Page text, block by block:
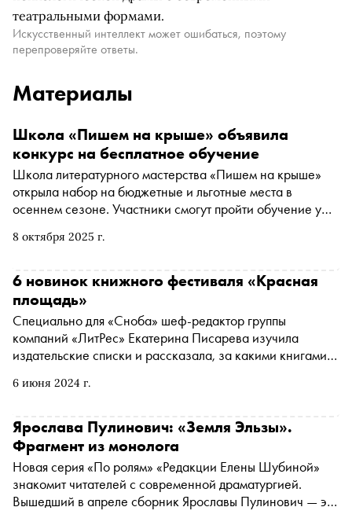
театральными формами.
Искусственный интеллект может ошибаться, поэтому
перепроверяйте ответы.
Материалы
8 октября 2025 г.
Школа «Пишем на крыше» объявила
конкурс на бесплатное обучение
Школа литературного мастерства «Пишем на крыше»
открыла набор на бюджетные и льготные места в
осеннем сезоне. Участники смогут пройти обучение у
отправятся в литературную резиденцию школы в
6 июня 2024 г.
6 новинок книжного фестиваля «Красная
площадь»
Специально для «Сноба» шеф-редактор группы
компаний «ЛитРес» Екатерина Писарева изучила
издательские списки и рассказала, за какими книгами
проходит с 6 по 9 июня. В списке и ожидаемая
известного драматурга, и роман о превратностях судьбы
Ярослава Пулинович: «Земля Эльзы».
Фрагмент из монолога
Новая серия «По ролям» «Редакции Елены Шубиной»
знакомит читателей с современной драматургией.
Вышедший в апреле сборник Ярославы Пулинович — это